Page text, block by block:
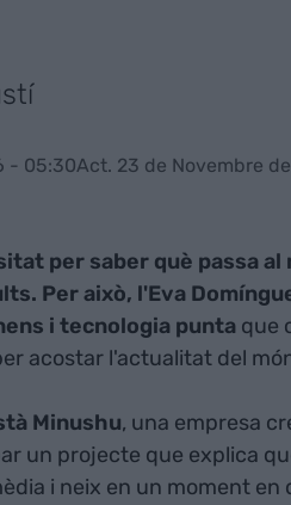
- 05:30Act. 23 de Novembre
per saber què passa
Per això, l'Eva
i tecnologia puntaque
acostar l'actualitat del
Minushu, una empresa
un projecte que explica
i neix en un moment